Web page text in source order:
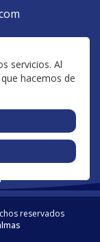
servicios. Al
hacemos de
Cruz de
Santa
Golf del Sur,
|
reservados